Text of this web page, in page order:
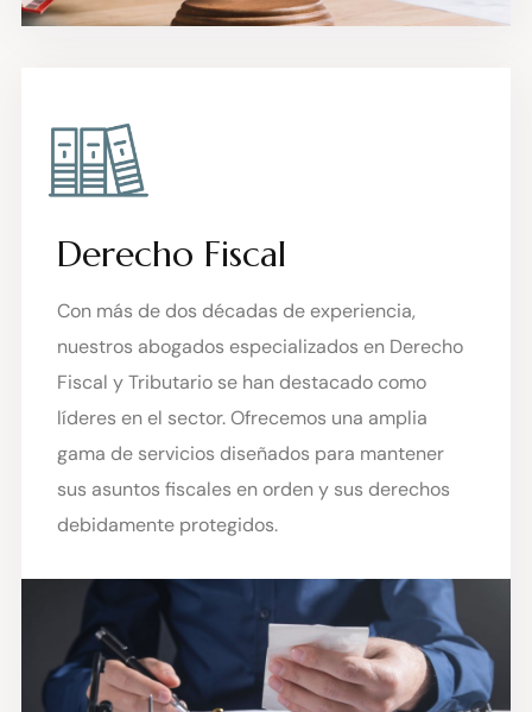
Derecho Fiscal
Con más de dos décadas de experiencia,
nuestros abogados especializados en Derecho
Fiscal y Tributario se han destacado como
líderes en el sector. Ofrecemos una amplia
gama de servicios diseñados para mantener
sus asuntos fiscales en orden y sus derechos
debidamente protegidos.